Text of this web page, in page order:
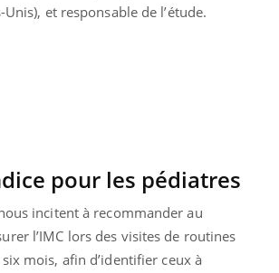
et responsable de l’étude.
pour les pédiatres
incitent à recommander au
l’IMC lors des visites de routines
mois, afin d’identifier ceux à